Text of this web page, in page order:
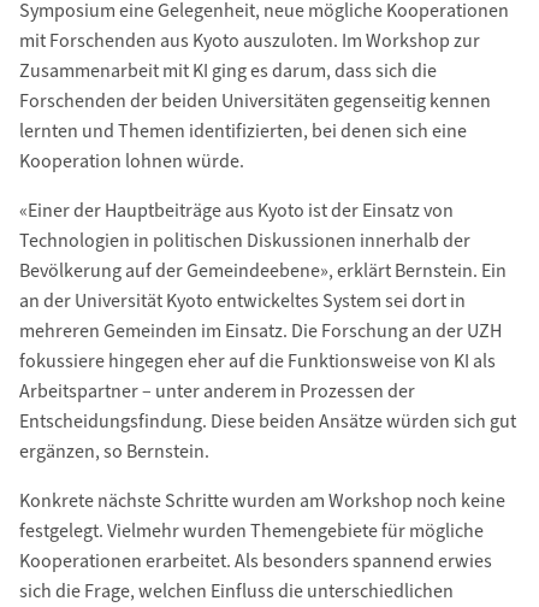
Symposium eine Gelegenheit, neue mögliche Kooperationen
mit Forschenden aus Kyoto auszuloten. Im Workshop zur
Zusammenarbeit mit KI ging es darum, dass sich die
Forschenden der beiden Universitäten gegenseitig kennen
lernten und Themen identifizierten, bei denen sich eine
Kooperation lohnen würde.
«Einer der Hauptbeiträge aus Kyoto ist der Einsatz von
Technologien in politischen Diskussionen innerhalb der
Bevölkerung auf der Gemeindeebene», erklärt Bernstein. Ein
an der Universität Kyoto entwickeltes System sei dort in
mehreren Gemeinden im Einsatz. Die Forschung an der UZH
fokussiere hingegen eher auf die Funktionsweise von KI als
Arbeitspartner – unter anderem in Prozessen der
Entscheidungsfindung. Diese beiden Ansätze würden sich gut
ergänzen, so Bernstein.
Konkrete nächste Schritte wurden am Workshop noch keine
festgelegt. Vielmehr wurden Themengebiete für mögliche
Kooperationen erarbeitet. Als besonders spannend erwies
sich die Frage, welchen Einfluss die unterschiedlichen